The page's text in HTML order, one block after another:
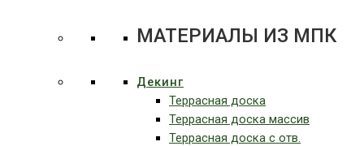
МАТЕРИАЛЫ ИЗ МПК
Декинг
Террасная доска
Террасная доска массив
Террасная доска c отв.